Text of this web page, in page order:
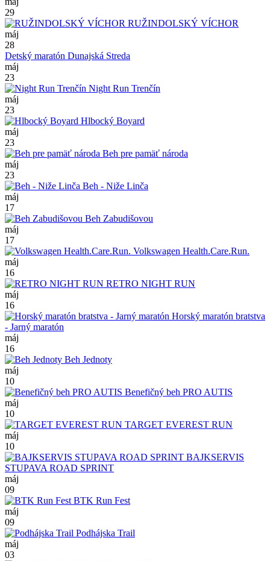
29
RUŽINDOLSKÝ VÍCHOR
máj
28
Detský maratón Dunajská Streda
máj
23
Night Run Trenčín
máj
23
Hlbocký Boyard
máj
23
Beh pre pamäť národa
máj
23
Beh - Niže Linča
máj
17
Beh Zabudišovou
máj
17
Volkswagen Health.Care.Run.
máj
16
RETRO NIGHT RUN
máj
16
Horský maratón bratstva
- Jarný maratón
máj
16
Beh Jednoty
máj
10
Benefičný beh PRO AUTIS
máj
10
TARGET EVEREST RUN
máj
10
BAJKSERVIS
STUPAVA ROAD SPRINT
máj
09
BTK Run Fest
máj
09
Podhájska Trail
máj
03